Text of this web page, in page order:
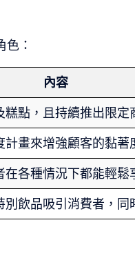
：
內容
點，且持續推出限定
畫來增強顧客的黏著
各種情況下都能輕鬆
飲品吸引消費者，同